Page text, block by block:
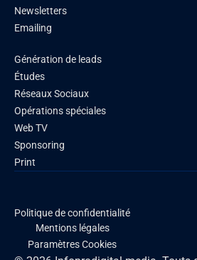
Newsletters
Emailing
Génération de leads
Études
Réseaux Sociaux
Opérations spéciales
Web TV
Sponsoring
Print
Politique de confidentialité
Mentions légales
Paramètres Cookies